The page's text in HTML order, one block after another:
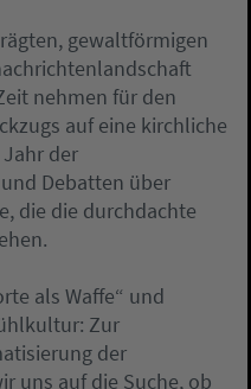
gewaltförmigen
nehmen für den
auf eine kirchliche
der
Debatten über
die die durchdachte
als Waffe“ und
Zur
der
uns auf die Suche, ob